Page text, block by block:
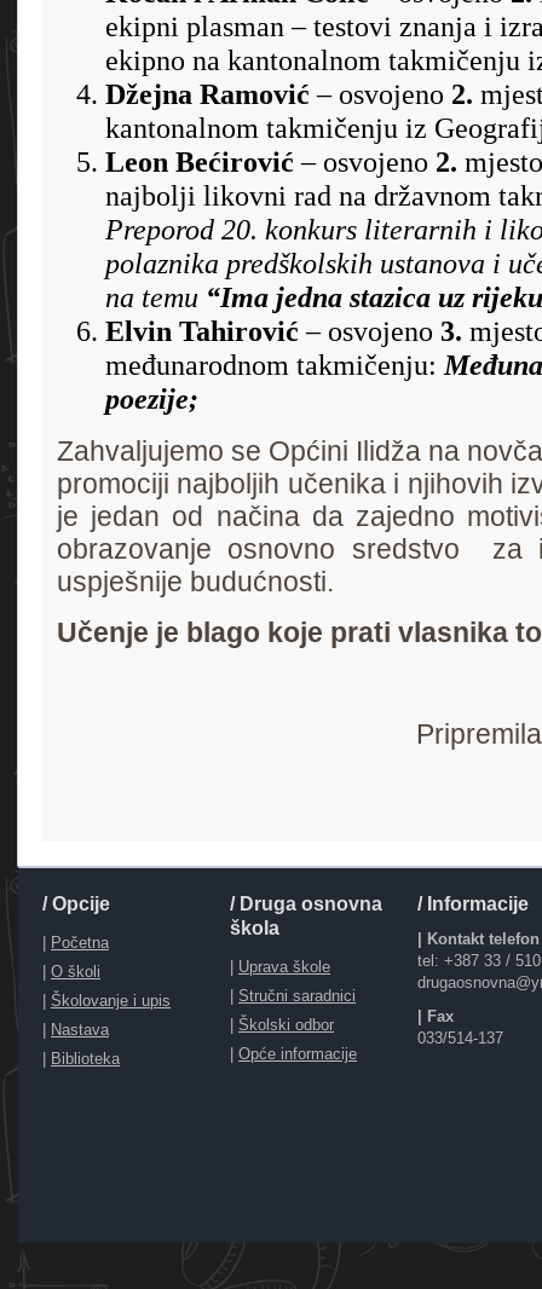
ekipni plasman – testovi znanja i
ekipno na kantonalnom takmičenju
Džejna Ramović – osvojeno 2.
kantonalnom takmičenju iz
Leon Bećirović – osvojeno 2.
najbolji likovni rad na državnom
Preporod 20. konkurs literarnih i
polaznika predškolskih ustanova i
na temu “Ima jedna stazica uz
Elvin Tahirović – osvojeno 3.
međunarodnom takmičenju:
poezije;
Zahvaljujemo se Općini Ilidža na
promociji najboljih učenika i njihovih
je jedan od načina da zajedno
obrazovanje osnovno sredstvo za
uspješnije budućnosti.
Učenje je blago koje prati vlasnika
/ Opcije
Početna
O školi
Školovanje i upis
Nastava
Biblioteka
/ Druga osnovna
škola
Uprava škole
Stručni saradnici
Školski odbor
Opće informacije
/ Informacije
| Kontakt telefon
tel: +387 33 /
| Fax
033/514-137